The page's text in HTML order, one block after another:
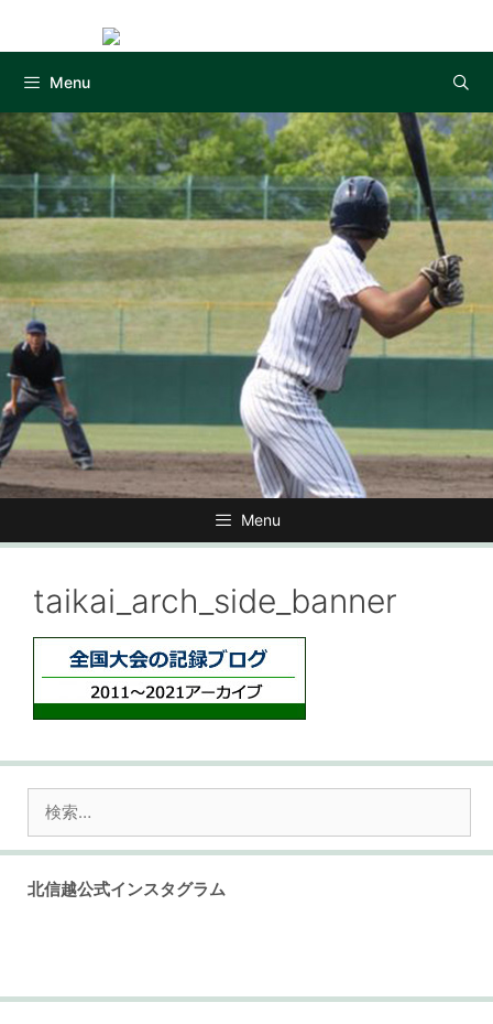
へ
ス
キ
ッ
プ
Menu
Menu
taikai_arch_side_banner
北信越公式インスタグラム